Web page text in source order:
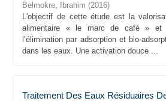
Belmokre, Ibrahim (2016)
L'objectif de cette étude est la
alimentaire « le marc de café » et
l’élimination par adsorption et bio-
dans les eaux. Une activation douce ...
Traitement Des Eaux Résiduaires